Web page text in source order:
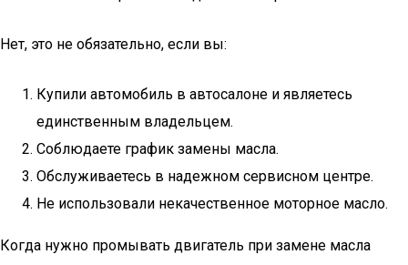
Нет, это не обязательно, если вы:
Купили автомобиль в автосалоне и являетесь
единственным владельцем.
Соблюдаете график замены масла.
Обслуживаетесь в надежном сервисном центре.
Не использовали некачественное моторное масло.
Когда нужно промывать двигатель при замене масла